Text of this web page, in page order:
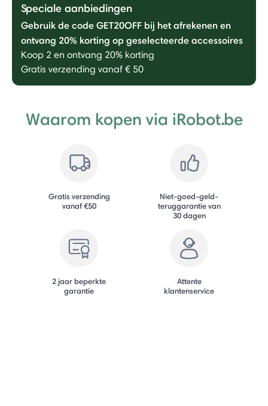
Speciale aanbiedingen
Gebruik de code GET20OFF bij het afrekenen en
ontvang 20% ​​korting op geselecteerde accessoires
Koop 2 en ontvang 20% korting
Gratis verzending vanaf € 50
Waarom kopen via iRobot.be
Gratis verzending
vanaf €50
Niet-goed-geld-
teruggarantie van
30 dagen
2 jaar beperkte
garantie
Attente
klantenservice